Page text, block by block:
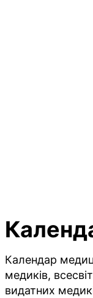
Календар
медиків,
видатних